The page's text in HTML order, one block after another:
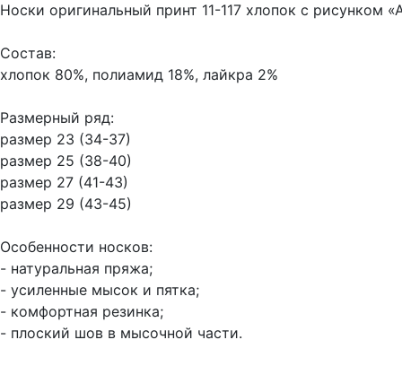
Носки оригинальный принт 11-117 хлопок с рисунком
Состав:
хлопок 80%, полиамид 18%, лайкра 2%
Размерный ряд:
размер 23 (34-37)
размер 25 (38-40)
размер 27 (41-43)
размер 29 (43-45)
Особенности носков:
- натуральная пряжа;
- усиленные мысок и пятка;
- комфортная резинка;
- плоский шов в мысочной части.